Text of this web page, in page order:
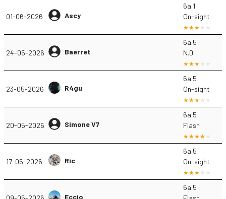
01-06-2026 Ascy
6a.1
On-sight
24-05-2026 Baerret
6a.5
N.D.
23-05-2026 R4gu
6a.5
On-sight
20-05-2026 Simone V7
6a.5
Flash
17-05-2026 Ric
6a.5
On-sight
Eccio
6a.5